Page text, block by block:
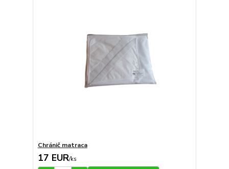
Chránič matraca
17 EUR/ks